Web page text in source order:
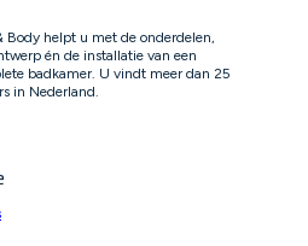
Body helpt u met de onderdelen,
én de installatie van een
badkamer. U vindt meer dan 25
in Nederland.